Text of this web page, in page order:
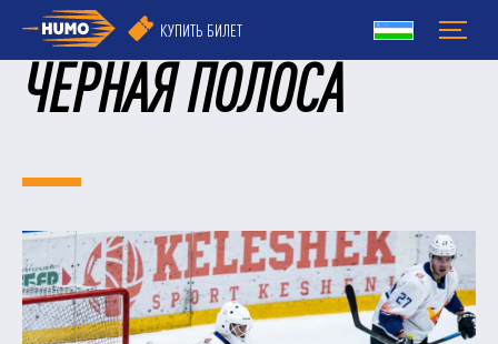
КУПИТЬ БИЛЕТ
ЧЕРНАЯ ПОЛОСА